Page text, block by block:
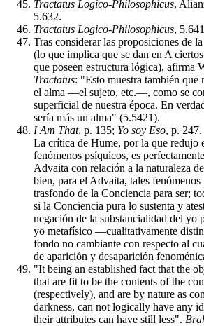
Tractatus Logico-Philosophicus,
5.632.
Tractatus Logico-Philosophicus,
Tras considerar las proposiciones de
(lo que implica que se dan en A
que poseen estructura lógica), afirma
Tractatus: "Esto muestra también que
el alma —el sujeto, etc.—, como se
superficial de nuestra época. En
sería más un alma" (5.5421).
I Am That, p. 135; Yo soy Eso, p. 247.
La crítica de Hume, por la que redujo
fenómenos psíquicos, es
Advaita con relación a la naturaleza
bien, para el Advaita, tales
trasfondo de la Conciencia para ser;
si la Conciencia pura lo sustenta y
negación de la substancialidad del yo
yo metafísico —cualitativamente
fondo no cambiante con respecto al
de aparición y desaparición
"It being an established fact that the
that are fit to be the contents of the
(respectively), and are by nature as
darkness, can not logically have any
their attributes can have still less".